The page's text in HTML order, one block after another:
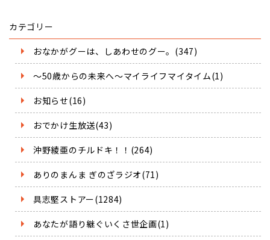
カテゴリー
おなかがグーは、しあわせのグー。(347)
～50歳からの未来へ～マイライフマイタイム(1)
お知らせ(16)
おでかけ生放送(43)
沖野綾亜のチルドキ！！(264)
ありのまんま ぎのざラジオ(71)
具志堅ストアー(1284)
あなたが語り継ぐいくさ世企画(1)